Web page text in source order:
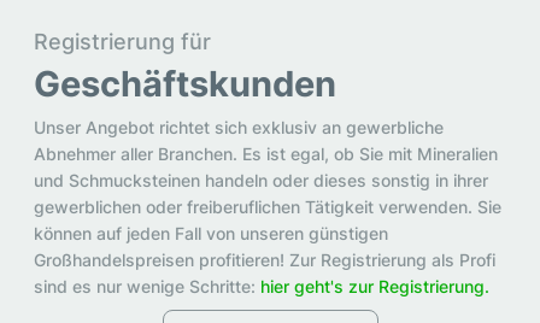
Registrierung für
Geschäftskunden
Unser Angebot richtet sich exklusiv an gewerbliche
Abnehmer aller Branchen. Es ist egal, ob Sie mit Mineralien
und Schmucksteinen handeln oder dieses sonstig in ihrer
gewerblichen oder freiberuflichen Tätigkeit verwenden. Sie
können auf jeden Fall von unseren günstigen
Großhandelspreisen profitieren! Zur Registrierung als Profi
sind es nur wenige Schritte: hier geht's zur Registrierung.